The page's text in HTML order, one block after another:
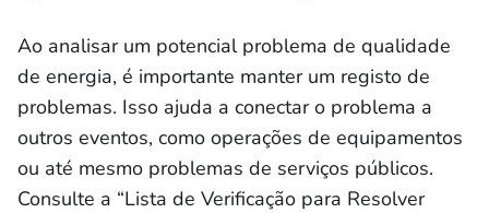
Ao analisar um potencial problema de qualidade
de energia, é importante manter um registo de
problemas. Isso ajuda a conectar o problema a
outros eventos, como operações de equipamentos
ou até mesmo problemas de serviços públicos.
Consulte a “Lista de Verificação para Resolver